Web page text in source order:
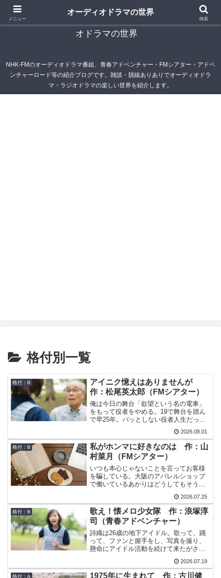
青春アドベンチャー雑記帳～オーディオドラマ・ラジ
オドラマの世界
NHK-FMのオーディオドラマ番組、青春アドベンチャー・FMシアター・アドベ
ンチャーロード等の紹介ブログです。雑談・脱線ありありでオーディオドラ
マ・ラジオドラマの楽しい世界を紹介します。
格付別一覧
格付：B
アイニク憶えはありませんが
作：松尾英太郎（FMシアター）
俺は今日の舞台「欲望という名の電車」
をもって役者をやめる。19で舞台を踏ん
で早25年。パッとしない役者人生だった
けど、やめるのには理由がある。母が認
知症になったのだ。そして母は遂に俺の
ことも忘れ始めた。施設の職員によれば
人は認知症になると一番幸せ時代だった
時代に戻ることが多いという。母は1974
年、父と出会った頃に戻っているよう
だ。
2026.08.01
格付：B
私がホンマに好きなのは 作：山
村菜月（FMシアター）
いつも本心じゃないことを言ってお客様
を騙している。大阪のアパレルショップ
で働いているあかりはどうしてもそう思
になったつもりで生活すれば自信も付く
し、販売にも説得力が出てくる」という
けれど、自分が好きでもないことをやっ
てまでキラキラした女性を目指さないと
いけないのだろうか。そんなある日、あ
かりは、学生時代からの友人である萌子
から渡されたドラマCDから聞こえてくる
まう。その声の持ち主は前園祐二という
声優さんらしい。
2026.07.25
格付：B
歌え！懐メロ少女隊 作：浪塚淳
司（青春アドベンチャー）
詩織は26歳の地下アイドル。歌って、踊
って、ファンと握手をし、写真を撮り、
懸命にアイドル活動を続けて来たがさす
肢は2つ。ひとつは、卒業（＝クビ）。も
うひとつは、事務所が始めた新事業であ
2026.07.19
格付：A
1975年に生まれて 作：古川健
メニュー
オーディオドラマの世界
検索